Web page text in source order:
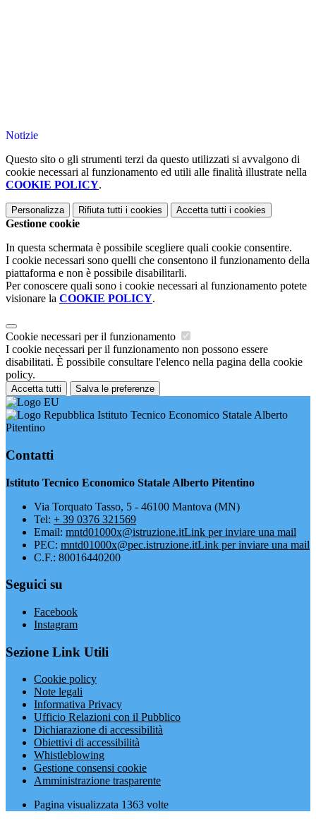
Notizie
Questo sito o gli strumenti terzi da questo utilizzati si avvalgono di
cookie necessari al funzionamento ed utili alle finalità illustrate nella
COOKIE POLICY.
Personalizza Rifiuta tutti i cookies Accetta tutti i cookies
Gestione cookie
In questa schermata è possibile scegliere quali cookie consentire.
I cookie necessari sono quelli che consentono il funzionamento della
piattaforma e non è possibile disabilitarli.
Per conoscere quali sono i cookie necessari al funzionamento potete
visionare la COOKIE POLICY.
Cookie necessari per il funzionamento
I cookie necessari per il funzionamento non possono essere
disabilitati. È possibile consultare l'elenco nella pagina della cookie
policy.
Accetta tutti Salva le preferenze
Istituto Tecnico Economico Statale Alberto
Pitentino
Contatti
Istituto Tecnico Economico Statale Alberto Pitentino
Via Torquato Tasso, 5 - 46100 Mantova (MN)
Tel: + 39 0376 321569
Email: mntd01000x@istruzione.itLink per inviare una mail
PEC: mntd01000x@pec.istruzione.itLink per inviare una mail
C.F.: 80016440200
Seguici su
Facebook
Instagram
Sezione Link Utili
Cookie policy
Note legali
Informativa Privacy
Ufficio Relazioni con il Pubblico
Dichiarazione di accessibilità
Obiettivi di accessibilità
Whistleblowing
Gestione consensi cookie
Amministrazione trasparente
Pagina visualizzata 1363 volte